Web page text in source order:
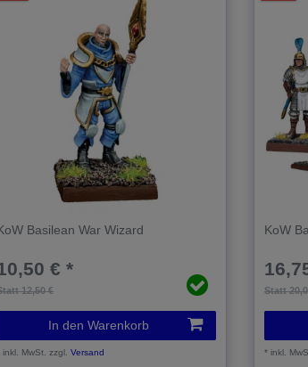
Basilean War Wizard
12,50 €
€ *
In den Warenkorb
inkl. MwSt. zzgl.Versand
KoW
Statt
*inkl.